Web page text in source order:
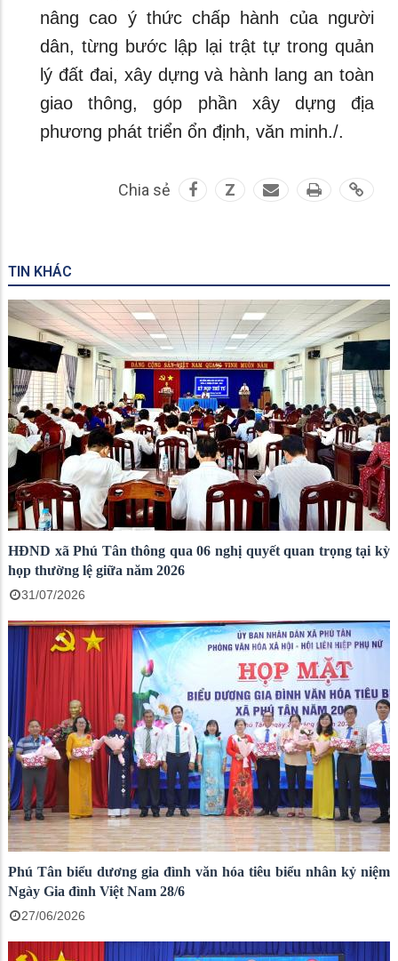
nâng cao ý thức chấp hành của người
dân, từng bước lập lại trật tự trong quản
lý đất đai, xây dựng và hành lang an toàn
giao thông, góp phần xây dựng địa
phương phát triển ổn định, văn minh./.
Chia sẻ Z
TIN KHÁC
HĐND xã Phú Tân thông qua 06 nghị quyết quan trọng tại kỳ
họp thường lệ giữa năm 2026
31/07/2026
Phú Tân biểu dương gia đình văn hóa tiêu biểu nhân kỷ niệm
Ngày Gia đình Việt Nam 28/6
27/06/2026